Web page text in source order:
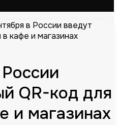
в России введут
кафе и магазинах
QR-код для
и магазинах